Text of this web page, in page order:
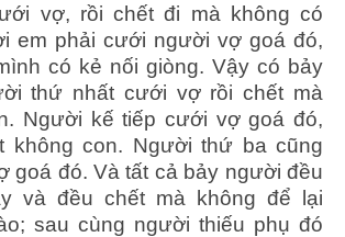
vợ, rồi chết đi mà không có
em phải cưới người vợ goá đó,
có kẻ nối giòng. Vậy có bảy
thứ nhất cưới vợ rồi chết mà
Người kế tiếp cưới vợ goá đó,
không con. Người thứ ba cũng
goá đó. Và tất cả bảy người đều
và đều chết mà không để lại
sau cùng người thiếu phụ đó